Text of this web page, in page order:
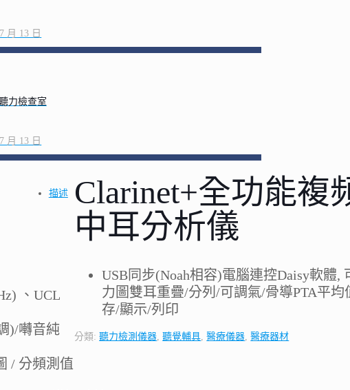
月 13 日
力檢查室
月 13 日
Clarinet+全功能複
中耳分析儀
USB同步(Noah相容)電腦連控Daisy軟體,
力圖雙耳重疊/分列/可調氣/骨導PTA平均
存/顯示/列印
分類:聽力檢測儀器 ,聽覺輔具 ,醫療儀器 ,醫療器材
描述
、UCL
)/囀音純
/ 分頻測值